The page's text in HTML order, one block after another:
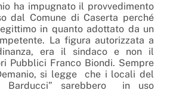
ha impugnato il provvedimento
dal Comune di Caserta perché
in quanto adottato da un
La figura autorizzata a
era il sindaco e non il
Pubblici Franco Biondi. Sempre
si legge
che i locali del
Barducci” sarebbero in uso